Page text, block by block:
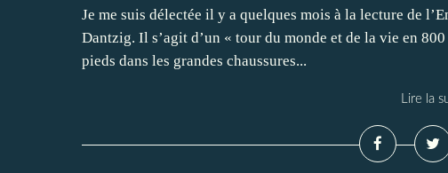
Je me suis délectée il y a quelques mois à la lecture de
Dantzig. Il s’agit d’un « tour du monde et de la vie en
pieds dans les grandes chaussures...
Lire la